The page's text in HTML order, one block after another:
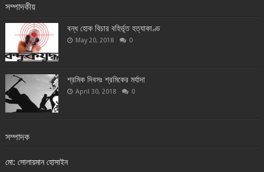
সম্পাদকীয়
বন্ধ হোক বিচার বহির্ভূত হত্যাকাণ্ড
May 20, 2018 0
শ্রমিক দিবসঃ শ্রমিকের মর্যাদা
April 30, 2018 0
সম্পাদক
মো: সোলায়মান হোসাইন